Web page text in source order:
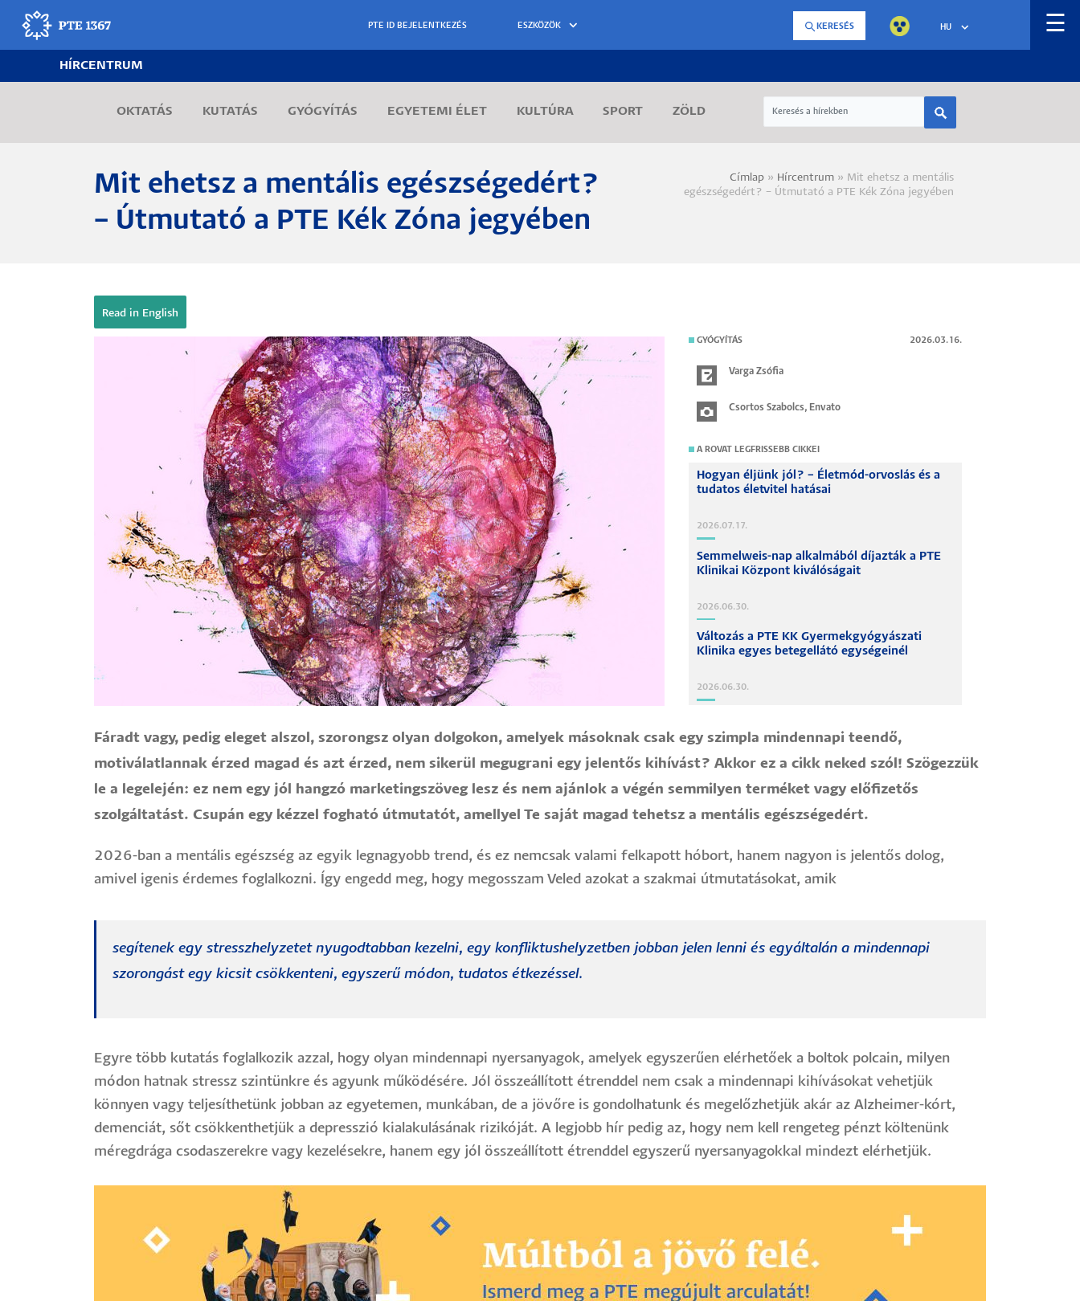
Ugrás
tartalomra
ESZKÖZÖK KERESÉS HU ☰
Kutatás
Gyógyítás
Adminisztráció
HÍRCENTRUM
OKTATÁS KUTATÁS GYÓGYÍTÁS EGYETEMI ÉLET KULTÚRA SPORT ZÖLD
Mit ehetsz a mentális egészségedért?
– Útmutató a PTE Kék Zóna jegyében
Morzsa
Címlap Hírcentrum
Mit ehetsz a mentális
egészségedért? – Útmutató a PTE Kék Zóna jegyében
GYÓGYÍTÁS 2026.03.16.
Varga Zsófia
Csortos Szabolcs, Envato
A ROVAT LEGFRISSEBB CIKKEI
Hogyan éljünk jól? – Életmód-orvoslás és a
tudatos életvitel hatásai
2026.07.17.
Semmelweis-nap alkalmából díjazták a PTE
Klinikai Központ kiválóságait
2026.06.30.
Változás a PTE KK Gyermekgyógyászati
Klinika egyes betegellátó egységeinél
2026.06.30.
Fáradt vagy, pedig eleget alszol, szorongsz olyan dolgokon, amelyek másoknak csak egy szimpla mindennapi teendő,
motiválatlannak érzed magad és azt érzed, nem sikerül megugrani egy jelentős kihívást? Akkor ez a cikk neked szól! Szögezzük
le a legelején: ez nem egy jól hangzó marketingszöveg lesz és nem ajánlok a végén semmilyen terméket vagy előfizetős
szolgáltatást. Csupán egy kézzel fogható útmutatót, amellyel Te saját magad tehetsz a mentális egészségedért.
2026-ban a mentális egészség az egyik legnagyobb trend, és ez nemcsak valami felkapott hóbort, hanem nagyon is jelentős dolog,
amivel igenis érdemes foglalkozni. Így engedd meg, hogy megosszam Veled azokat a szakmai útmutatásokat, amik
segítenek egy stresszhelyzetet nyugodtabban kezelni, egy konfliktushelyzetben jobban jelen lenni és egyáltalán a mindennapi
szorongást egy kicsit csökkenteni, egyszerű módon, tudatos étkezéssel.
Egyre több kutatás foglalkozik azzal, hogy olyan mindennapi nyersanyagok, amelyek egyszerűen elérhetőek a boltok polcain, milyen
módon hatnak stressz szintünkre és agyunk működésére. Jól összeállított étrenddel nem csak a mindennapi kihívásokat vehetjük
könnyen vagy teljesíthetünk jobban az egyetemen, munkában, de a jövőre is gondolhatunk és megelőzhetjük akár az Alzheimer-kórt,
demenciát, sőt csökkenthetjük a depresszió kialakulásának rizikóját. A legjobb hír pedig az, hogy nem kell rengeteg pénzt költenünk
méregdrága csodaszerekre vagy kezelésekre, hanem egy jól összeállított étrenddel egyszerű nyersanyagokkal mindezt elérhetjük.